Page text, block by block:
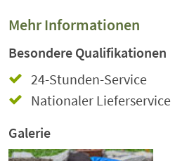
Mehr Informationen
Besondere Qualifikationen
24-Stunden-Service
Nationaler Lieferservice
Galerie